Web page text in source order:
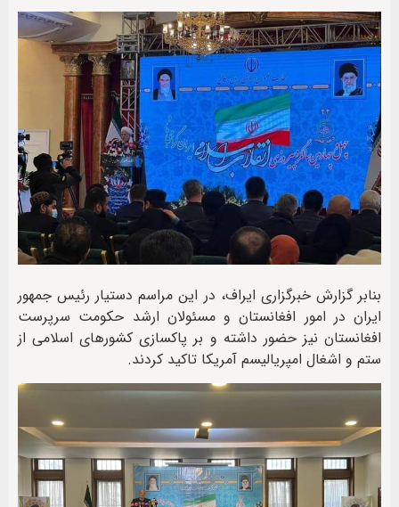
بنابر گزارش خبرگزاری ایراف، در این مراسم دستیار رئیس جمهور
ایران در امور افغانستان و مسئولان ارشد حکومت سرپرست
افغانستان نیز حضور داشته و بر پاکسازی کشورهای اسلامی از
ستم و اشغال امپریالیسم آمریکا تاکید کردند.